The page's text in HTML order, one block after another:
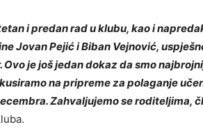
i predan rad u klubu, kao i
Jovan Pejić i Biban Vejnović,
je još jedan dokaz da smo
na pripreme za polaganje
Zahvaljujemo se roditeljima,